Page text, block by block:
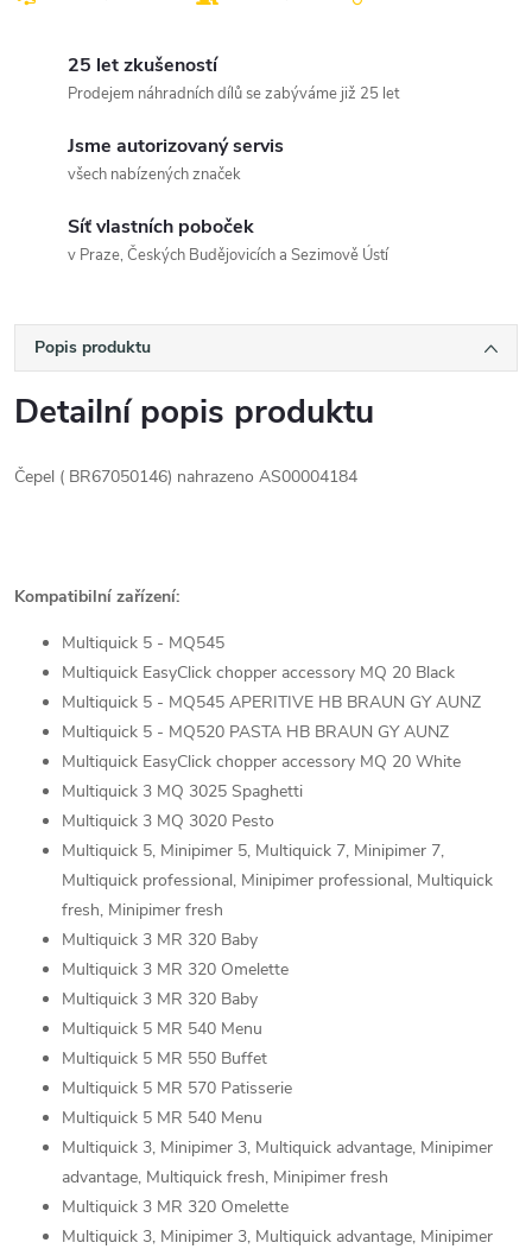
25 let zkušeností
Prodejem náhradních dílů se zabýváme již 25 let
Jsme autorizovaný servis
všech nabízených značek
Síť vlastních poboček
v Praze, Českých Budějovicích a Sezimově Ústí
Popis produktu
Detailní popis produktu
Čepel ( BR67050146) nahrazeno AS00004184
Kompatibilní zařízení:
Multiquick 5 - MQ545
Multiquick EasyClick chopper accessory MQ 20 Black
Multiquick 5 - MQ545 APERITIVE HB BRAUN GY AUNZ
Multiquick 5 - MQ520 PASTA HB BRAUN GY AUNZ
Multiquick EasyClick chopper accessory MQ 20 White
Multiquick 3 MQ 3025 Spaghetti
Multiquick 3 MQ 3020 Pesto
Multiquick 5, Minipimer 5, Multiquick 7, Minipimer 7,
Multiquick professional, Minipimer professional, Multiquick
fresh, Minipimer fresh
Multiquick 3 MR 320 Baby
Multiquick 3 MR 320 Omelette
Multiquick 3 MR 320 Baby
Multiquick 5 MR 540 Menu
Multiquick 5 MR 550 Buffet
Multiquick 5 MR 570 Patisserie
Multiquick 5 MR 540 Menu
Multiquick 3, Minipimer 3, Multiquick advantage, Minipimer
advantage, Multiquick fresh, Minipimer fresh
Multiquick 3 MR 320 Omelette
Multiquick 3, Minipimer 3, Multiquick advantage, Minipimer